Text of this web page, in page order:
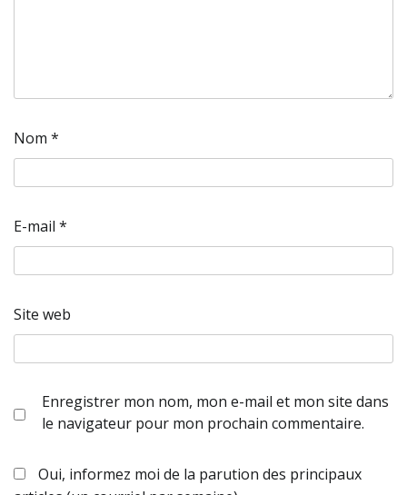
Nom *
E-mail *
Site web
Enregistrer mon nom, mon e-mail et mon site dans
le navigateur pour mon prochain commentaire.
Oui, informez moi de la parution des principaux